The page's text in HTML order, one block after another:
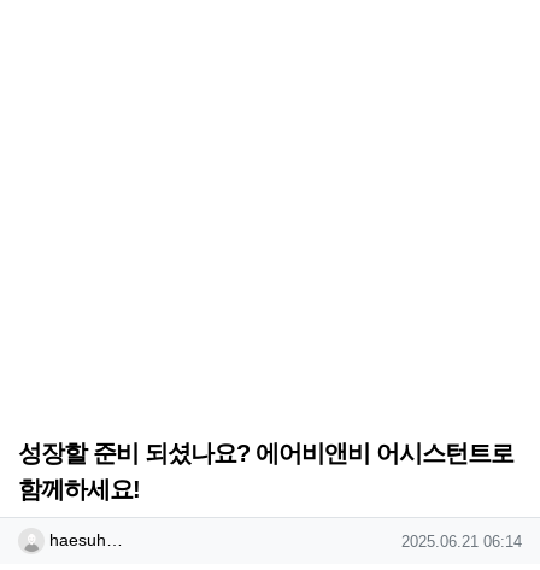
성장할 준비 되셨나요? 에어비앤비 어시스턴트로
함께하세요!
작성자 정보
haesuh… 작성일
2025.06.21 06:14